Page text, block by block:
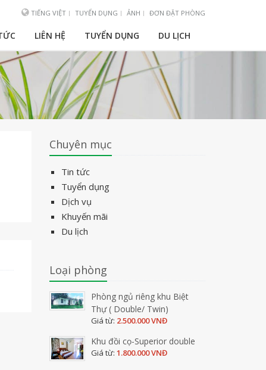
TIẾNG VIỆT TUYỂN DỤNG ẢNH ĐƠN ĐẶT PHÒNG
LIÊN HỆ TUYỂN DỤNG DU LỊCH
Chuyên mục
Tin tức
Tuyển dụng
Dịch vụ
Khuyến mãi
Du lịch
Loại phòng
Phòng ngủ riêng khu Biệt
Thự ( Double/ Twin)
Giá từ: 2.500.000 VNĐ
Khu đồi cọ-Superior double
Giá từ: 1.800.000 VNĐ